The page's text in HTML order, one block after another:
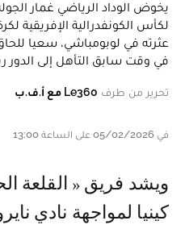
يخوض الوداد الرياضي غمار
لكأس الكونفدرالية الإفريقية
عثرته في لوبومباشي، سعيا
في وقت سابق التأهل إلى الدور
تحرير من طرف Le360 مع أ.ف.ب
في 05/02/2026 على الساعة 13:00
و يشد فريق « القلعة الحمراء » الرحال نحو
كينيا لمواجهة نادي